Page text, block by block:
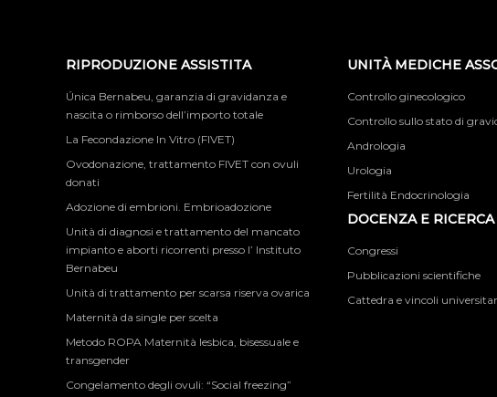
RIPRODUZIONE ASSISTITA
Única Bernabeu, garanzia di gravidanza e
nascita o rimborso dell’importo totale
La Fecondazione In Vitro (FIVET)
Ovodonazione, trattamento FIVET con ovuli
donati
Adozione di embrioni. Embrioadozione
Unità di diagnosi e trattamento del mancato
impianto e aborti ricorrenti presso l’ Instituto
Bernabeu
Unità di trattamento per scarsa riserva ovarica
Maternità da single per scelta
Metodo ROPA Maternità lesbica, bisessuale e
transgender
Congelamento degli ovuli: “Social freezing”
UNITÀ MEDICHE
Controllo ginecologico
Controllo sullo stato di
Andrologia
Urologia
Fertilità Endocrinologia
DOCENZA E RICERCA
Congressi
Pubblicazioni scientifiche
Cattedra e vincoli